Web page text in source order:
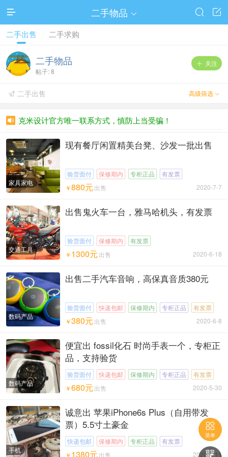
 二手物品  

二手出售 二手求购
 关注
二手物品
帖子: 8
高级筛选 
 二手出售
 克米设计官方唯一联系方式，慎防上当受骗！
家具家电
现有餐厅闲置精美台凳、沙发一批出售
验货面付 保修期内 专柜正品
有发票
2020-7-7
￥880元 出售
交通工具
出售鬼火车一台，雅马哈机头，有发票
验货面付 保修期内
有发票
2020-6-18
￥ 1300元 出售
数码产品
出售二手汽车音响，高保真音质380元
验货面付 快递包邮 保修期内 专柜正品
有发票
2020-6-8
￥380元 出售
数码产品
便宜出 fossil化石 时尚手表一个，专柜正
品，支持验货
验货面付 快递包邮 保修期内 专柜正品
有发票
2020-5-30
￥680元 出售
手机
诚意出 苹果iPhone6s Plus（自用带发
票）5.5寸土豪金
快递包邮 保修期内 专柜正品
有发票
2020-5-11
￥ 1380元 出售

菜单
